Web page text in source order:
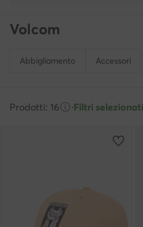
Volcom
Abbigliamento Accessori
Prodotti: 16 ·Filtri